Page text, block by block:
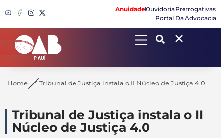
AnuidadeOuvidoriaPrerrogativas
Portal Da Advocacia
Search
Home Tribunal de Justiça instala o II Núcleo de Justiça 4.0
Tribunal de Justiça instala o II
Núcleo de Justiça 4.0